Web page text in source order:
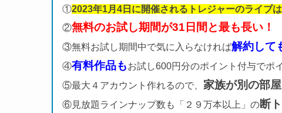
①2023年1月4日に開催されるトレジャーのライブ
②無料のお試し期間が31日間と最も長い！
③無料お試し期間中で気に入らなければ解約して
④有料作品もお試し600円分のポイント付与でポ
⑤最大４アカウント作れるので、 家族が別の部
⑥見放題ラインナップ数も「２９万本以上」の断